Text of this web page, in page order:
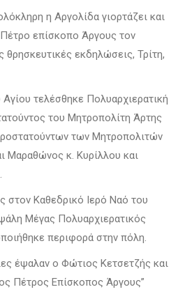
η Αργολίδα γιορτάζει και
επίσκοπο Άργους τον
εκδηλώσεις, Τρίτη,
τελέσθηκε Πολυαρχιερατική
του Μητροπολίτη Άρτης
των Μητροπολιτών
Μαραθώνος κ. Κυρίλλου και
στον Καθεδρικό Ιερό Ναό του
Μέγας Πολυαρχιερατικός
περιφορά στην πόλη.
έψαλαν ο Φώτιος Κετσετζής και
Πέτρος Επίσκοπος Άργους”